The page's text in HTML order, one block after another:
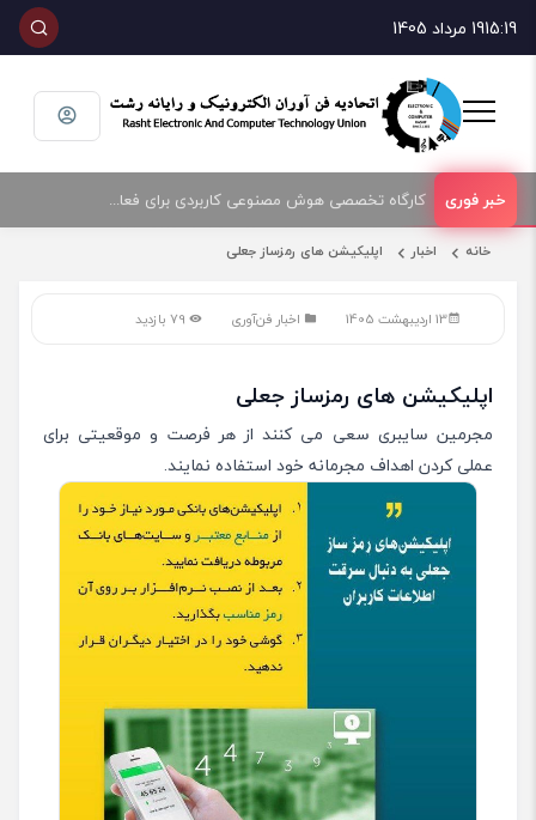
15:1919 مرداد 1405
کارگاه تخصصی هوش مصنوعی کاربردی برای فعالان حوزه فناوری و فروش تجهیزات الکترونیک و رایانه
خانه اخبار اپلیکیشن های رمزساز جعلی
13 اردیبهشت 1405 اخبار فن‌آوری
اپلیکیشن های رمزساز جعلی
مجرمین سایبری سعی می کنند از هر فرصت و موقعیتی برای
عملی کردن اهداف مجرمانه خود استفاده نمایند.